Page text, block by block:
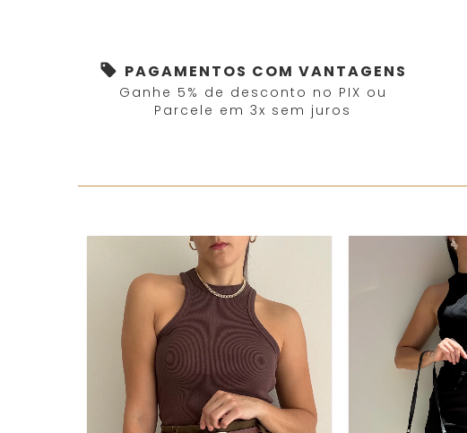
PAGAMENTOS COM VANTAGENS
Ganhe 5% de desconto no PIX ou
Parcele em 3x sem juros